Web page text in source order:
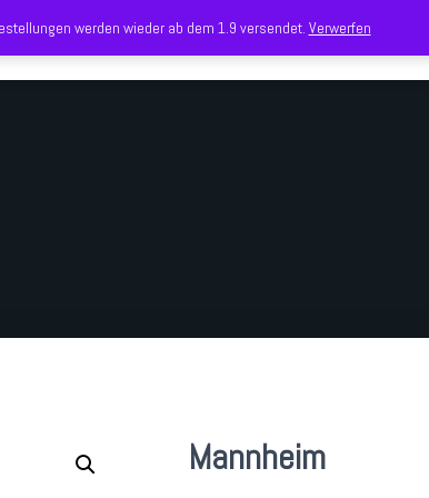
werden wieder ab dem 1.9 versendet. Verwerfen
Mannheim